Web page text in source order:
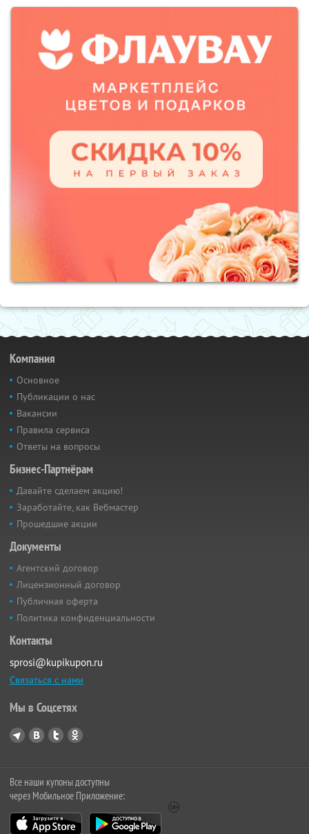
Компания
Основное
Публикации о нас
Вакансии
Правила сервиса
Ответы на вопросы
Бизнес-Партнёрам
Давайте сделаем акцию!
Заработайте, как Вебмастер
Прошедшие акции
Документы
Агентский договор
Лицензионный договор
Публичная оферта
Политика конфиденциальности
Контакты
sprosi@kupikupon.ru
Связаться с нами
Мы в Соцсетях
Все наши купоны доступны
через Мобильное Приложение: